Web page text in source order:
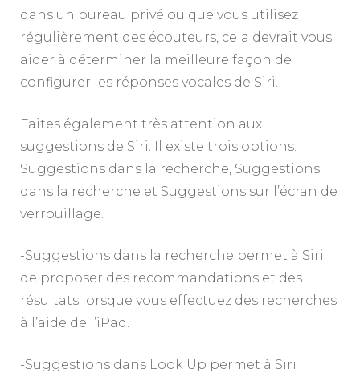
dans un bureau privé ou que vous utilisez
régulièrement des écouteurs, cela devrait vous
aider à déterminer la meilleure façon de
configurer les réponses vocales de Siri.
Faites également très attention aux
suggestions de Siri. Il existe trois options:
Suggestions dans la recherche, Suggestions
dans la recherche et Suggestions sur l’écran de
verrouillage.
-Suggestions dans la recherche permet à Siri
de proposer des recommandations et des
résultats lorsque vous effectuez des recherches
à l’aide de l’iPad.
-Suggestions dans Look Up permet à Siri